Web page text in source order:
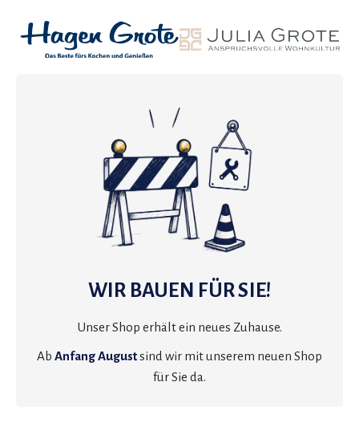
WIR BAUEN FÜR SIE!
Unser Shop erhält ein neues Zuhause.
Ab Anfang Augustsind wir mit unserem neuen Shop
für Sie da.